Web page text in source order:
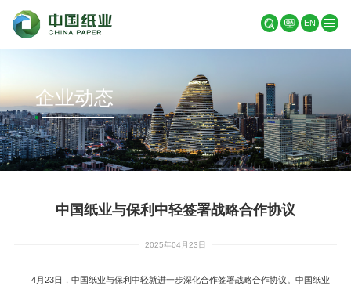
EN
企业动态
中国纸业与保利中轻签署战略合作协议
2025年04月23日
4月23日，中国纸业与保利中轻就进一步深化合作签署战略合作协议。中国纸业